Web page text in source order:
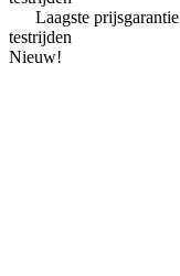
Laagste prijsgarantie
testrijden
Nieuw!